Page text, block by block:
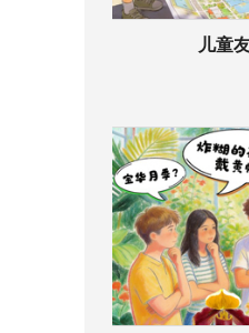
儿童